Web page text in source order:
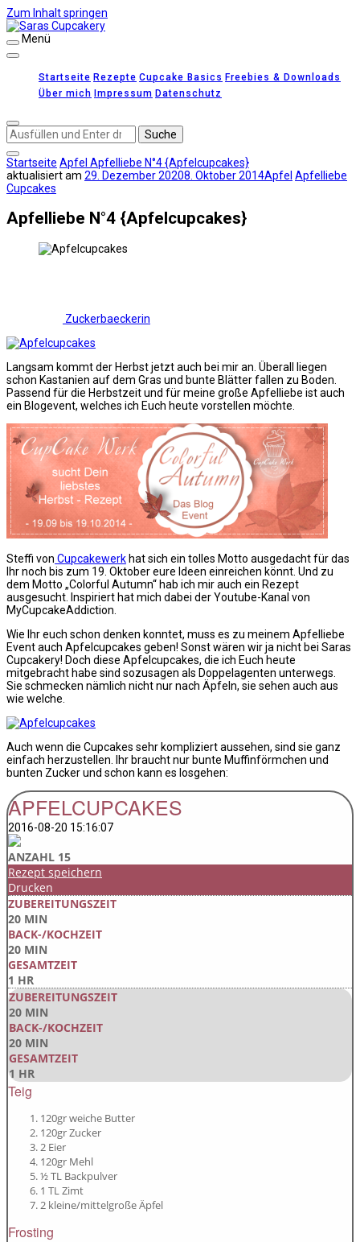
Zum Inhalt springen
Menü
Startseite Rezepte Cupcake Basics Freebies & Downloads
Über mich Impressum Datenschutz
Suchst
du
nach
etwas?
Startseite Apfel Apfelliebe N°4 {Apfelcupcakes}
aktualisiert am 29. Dezember 20208. Oktober 2014Apfel Apfelliebe
Cupcakes
Apfelliebe N°4 {Apfelcupcakes}
Zuckerbaeckerin
Langsam kommt der Herbst jetzt auch bei mir an. Überall liegen
schon Kastanien auf dem Gras und bunte Blätter fallen zu Boden.
Passend für die Herbstzeit und für meine große Apfelliebe ist auch
ein Blogevent, welches ich Euch heute vorstellen möchte.
Steffi von Cupcakewerk hat sich ein tolles Motto ausgedacht für das
Ihr noch bis zum 19. Oktober eure Ideen einreichen könnt. Und zu
dem Motto „Colorful Autumn“ hab ich mir auch ein Rezept
ausgesucht. Inspiriert hat mich dabei der Youtube-Kanal von
MyCupcakeAddiction.
Wie Ihr euch schon denken konntet, muss es zu meinem Apfelliebe
Event auch Apfelcupcakes geben! Sonst wären wir ja nicht bei Saras
Cupcakery! Doch diese Apfelcupcakes, die ich Euch heute
mitgebracht habe sind sozusagen als Doppelagenten unterwegs.
Sie schmecken nämlich nicht nur nach Äpfeln, sie sehen auch aus
wie welche.
Auch wenn die Cupcakes sehr kompliziert aussehen, sind sie ganz
einfach herzustellen. Ihr braucht nur bunte Muffinförmchen und
bunten Zucker und schon kann es losgehen:
APFELCUPCAKES
2016-08-20 15:16:07
ANZAHL 15
Rezept speichern
Drucken
ZUBEREITUNGSZEIT
20 MIN
BACK-/KOCHZEIT
20 MIN
GESAMTZEIT
1 HR
ZUBEREITUNGSZEIT
20 MIN
BACK-/KOCHZEIT
20 MIN
GESAMTZEIT
1 HR
Teig
120gr weiche Butter
120gr Zucker
2 Eier
120gr Mehl
½ TL Backpulver
1 TL Zimt
2 kleine/mittelgroße Äpfel
Frosting